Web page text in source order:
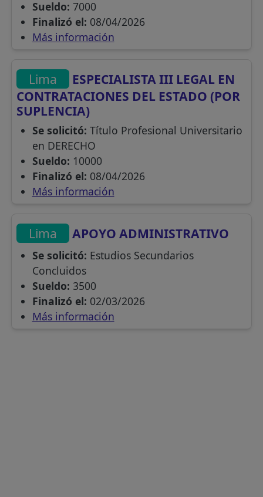
Sueldo: 7000
Finalizó el: 08/04/2026
Más información
Lima
ESPECIALISTA III LEGAL EN
CONTRATACIONES DEL ESTADO (POR
SUPLENCIA)
Se solicitó: Título Profesional Universitario
en DERECHO
Sueldo: 10000
Finalizó el: 08/04/2026
Más información
Lima APOYO ADMINISTRATIVO
Se solicitó: Estudios Secundarios
Concluidos
Sueldo: 3500
Finalizó el: 02/03/2026
Más información